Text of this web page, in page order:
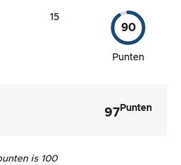
15
90
Punten
97 Punten
is 100